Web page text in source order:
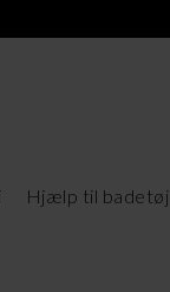
Hjælp til badetøj